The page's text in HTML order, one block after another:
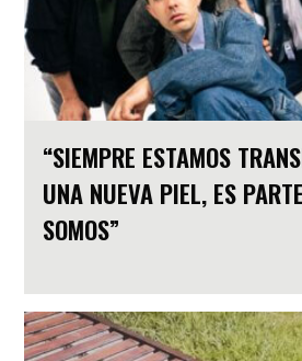
“SIEMPRE ESTAMOS
UNA NUEVA PIEL, ES
SOMOS”